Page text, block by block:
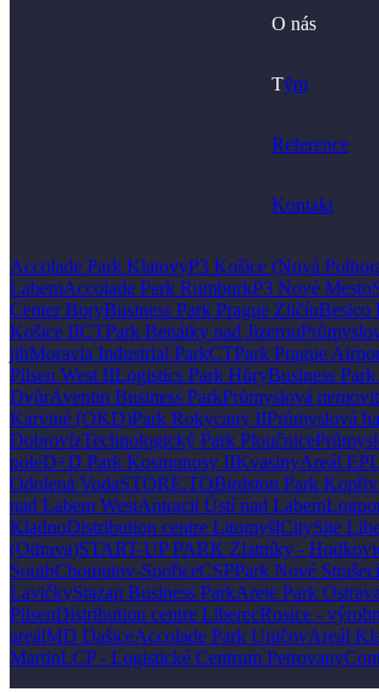
O nás
Tým
Reference
Kontakt
Accolade Park KlatovyP3 Košice (Nová
LabemAccolade Park RumburkP3 Nové Mesto
Center BoryBusiness Park Prague ZličínBesico
Košice IICTPark Benátky nad Jizerou
jihMoravia Industrial ParkCTPark Prague
Pilsen West IILogistics Park HůryBusiness
DvůrAventin Business ParkPrůmyslová
Karviné (OKD)Park Rokycany IIPrůmyslová
DobrovízTechnologický Park Ploučnice
poleD+D Park Kosmonosy IIKvasinyAreál
Odolená VodaSTORE.TOBirdston Park
nad Labem WestAntracit Ústí nad Labem
KladnoDistribution centre LitomyšlCitySite
(Odrava)START-UP PARK Zlatníky -
SouthChomutov-SpořiceCSPPark Nové Strašecí
LavičkyStazap Business ParkArete Park Ostrava
PilsenDistribution centre LiberecRosice -
areálMD DašiceAccolade Park UničovAreál
MartinLCP - Logistické Centrum Petrovany